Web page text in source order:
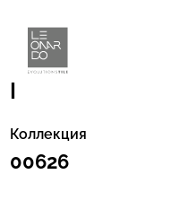
Код
|
Коллекция
00626